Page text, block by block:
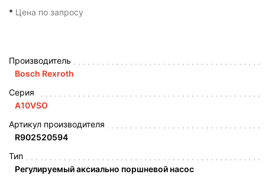
* Цена по запросу
Производитель
Bosch Rexroth
Серия
A10VSO
Артикул производителя
R902520594
Тип
Регулируемый аксиально поршневой насос